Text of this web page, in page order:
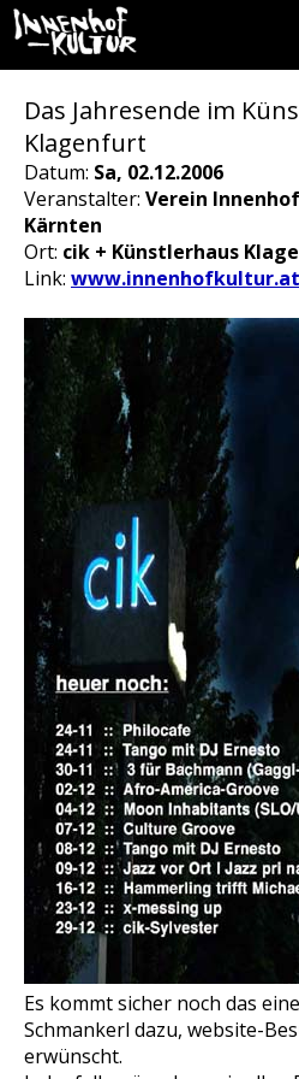
Das Jahresende im
Klagenfurt
Datum: Sa, 02.12.2006
Veranstalter: Verein
Kärnten
Ort: cik + Künstlerhaus
Link: www.innenhofkultur.at
Es kommt sicher noch das
Schmankerl dazu, website-
erwünscht.